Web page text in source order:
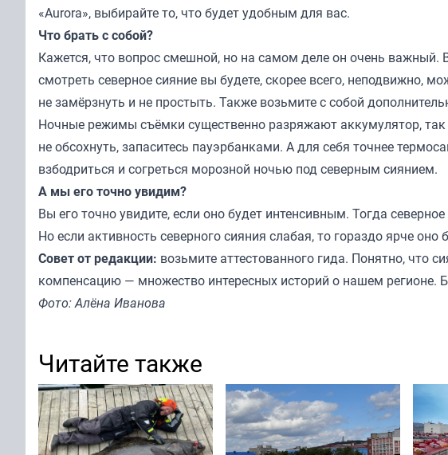
«Aurora», выбирайте то, что будет удобным для вас.
Что брать с собой?
Кажется, что вопрос смешной, но на самом деле он очень важный.
смотреть северное сияние вы будете, скорее всего, неподвижно,
не замёрзнуть и не простыть. Также возьмите с собой
Ночные режимы съёмки существенно разряжают аккумулятор,
не обсохнуть, запаситесь пауэрбанками. А для себя точнее
взбодриться и согреться морозной ночью под северным сиянием.
А мы его точно увидим?
Вы его точно увидите, если оно будет интенсивным. Тогда
Но если активность северного сияния слабая, то гораздо ярче
Совет от редакции: возьмите аттестованного гида. Понятно, что
компенсацию — множество интересных историй о нашем регионе.
Фото: Алёна Иванова
Читайте также